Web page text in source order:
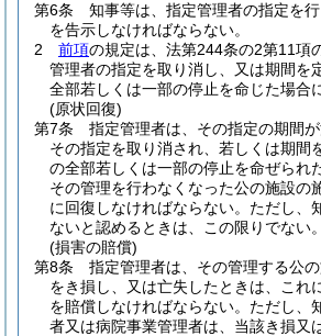
第6条
知事等は、指定管理者の指定を
を告示しなければならない。
2
前項の規定は、法第244条の2第11項
管理者の指定を取り消し、又は期間を
全部若しくは一部の停止を命じた場合
(原状回復)
第7条
指定管理者は、その指定の期間
その指定を取り消され、若しくは期間
の全部若しくは一部の停止を命ぜられ
その管理を行わなくなった公の施設の
に回復しなければならない。 ただし、
ないと認めるときは、この限りでない。
(損害の賠償)
第8条
指定管理者は、その管理する公
をき損し、又は亡失したときは、これ
を賠償しなければならない。 ただし、
者又は病院事業管理者は、当該き損又